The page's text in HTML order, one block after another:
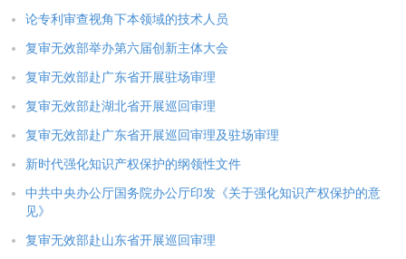
论专利审查视角下本领域的技术人员
复审无效部举办第六届创新主体大会
复审无效部赴广东省开展驻场审理
复审无效部赴湖北省开展巡回审理
复审无效部赴广东省开展巡回审理及驻场审理
新时代强化知识产权保护的纲领性文件
中共中央办公厅国务院办公厅印发《关于强化知识产权保护的意
见》
复审无效部赴山东省开展巡回审理